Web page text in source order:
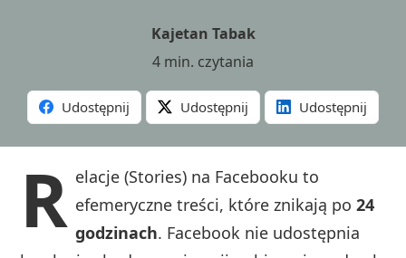
Kajetan Tabak
4 min. czytania
Udostępnij Udostępnij Udostępnij
R elacje (Stories) na Facebooku to
efemeryczne treści, które znikają po24
godzinach. Facebook nie udostępnia